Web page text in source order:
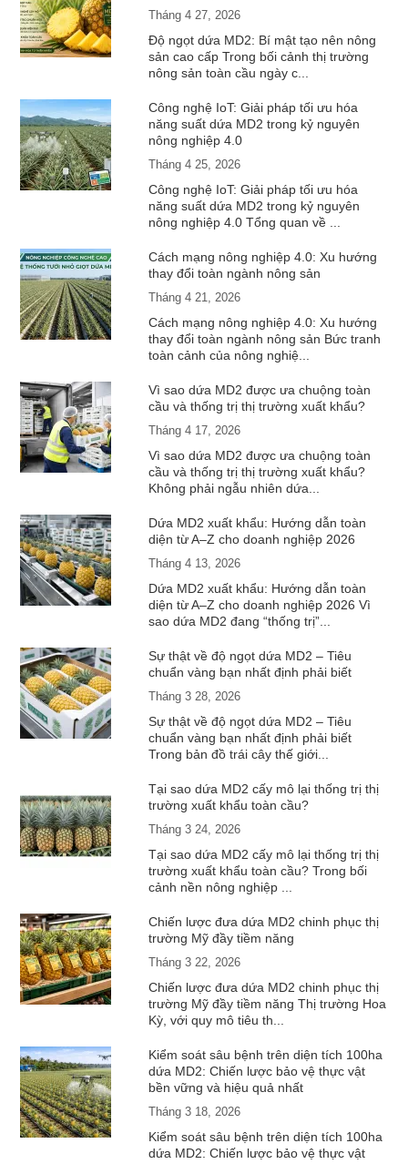
Tháng 4 27, 2026
Độ ngọt dứa MD2: Bí mật tạo nên nông
sản cao cấp Trong bối cảnh thị trường
nông sản toàn cầu ngày c...
Công nghệ IoT: Giải pháp tối ưu hóa
năng suất dứa MD2 trong kỷ nguyên
nông nghiệp 4.0
Tháng 4 25, 2026
Công nghệ IoT: Giải pháp tối ưu hóa
năng suất dứa MD2 trong kỷ nguyên
nông nghiệp 4.0 Tổng quan về ...
Cách mạng nông nghiệp 4.0: Xu hướng
thay đổi toàn ngành nông sản
Tháng 4 21, 2026
Cách mạng nông nghiệp 4.0: Xu hướng
thay đổi toàn ngành nông sản Bức tranh
toàn cảnh của nông nghiệ...
Vì sao dứa MD2 được ưa chuộng toàn
cầu và thống trị thị trường xuất khẩu?
Tháng 4 17, 2026
Vì sao dứa MD2 được ưa chuộng toàn
cầu và thống trị thị trường xuất khẩu?
Không phải ngẫu nhiên dứa...
Dứa MD2 xuất khẩu: Hướng dẫn toàn
diện từ A–Z cho doanh nghiệp 2026
Tháng 4 13, 2026
Dứa MD2 xuất khẩu: Hướng dẫn toàn
diện từ A–Z cho doanh nghiệp 2026 Vì
sao dứa MD2 đang “thống trị”...
Sự thật về độ ngọt dứa MD2 – Tiêu
chuẩn vàng bạn nhất định phải biết
Tháng 3 28, 2026
Sự thật về độ ngọt dứa MD2 – Tiêu
chuẩn vàng bạn nhất định phải biết
Trong bản đồ trái cây thế giới...
Tại sao dứa MD2 cấy mô lại thống trị thị
trường xuất khẩu toàn cầu?
Tháng 3 24, 2026
Tại sao dứa MD2 cấy mô lại thống trị thị
trường xuất khẩu toàn cầu? Trong bối
cảnh nền nông nghiệp ...
Chiến lược đưa dứa MD2 chinh phục thị
trường Mỹ đầy tiềm năng
Tháng 3 22, 2026
Chiến lược đưa dứa MD2 chinh phục thị
trường Mỹ đầy tiềm năng Thị trường Hoa
Kỳ, với quy mô tiêu th...
Kiểm soát sâu bệnh trên diện tích 100ha
dứa MD2: Chiến lược bảo vệ thực vật
bền vững và hiệu quả nhất
Tháng 3 18, 2026
Kiểm soát sâu bệnh trên diện tích 100ha
dứa MD2: Chiến lược bảo vệ thực vật